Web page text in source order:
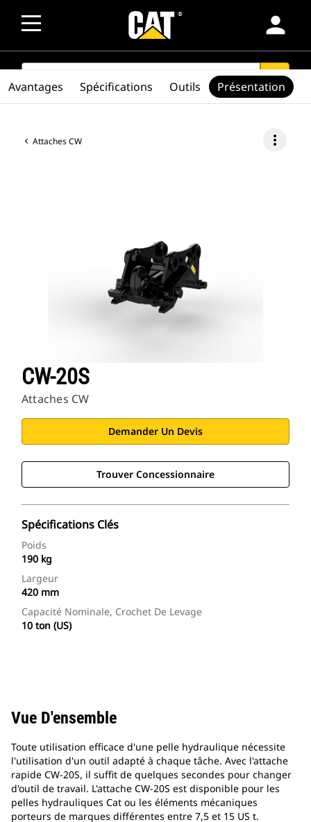
person
SEARCH search
Attaches CW more_vert
CW-20S
Attaches CW
Demander Un Devis
Trouver Concessionnaire
Spécifications Clés
Poids
190 kg
Largeur
420 mm
Capacité Nominale, Crochet De Levage
10 ton (US)
Avantages Spécifications Outils Présentation
Vue D'ensemble
Toute utilisation efficace d'une pelle hydraulique nécessite
l'utilisation d'un outil adapté à chaque tâche. Avec l'attache
rapide CW-20S, il suffit de quelques secondes pour changer
d'outil de travail. L'attache CW-20S est disponible pour les
pelles hydrauliques Cat ou les éléments mécaniques
porteurs de marques différentes entre 7,5 et 15 US t.